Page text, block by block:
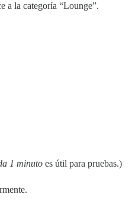
a la categoría “Lounge”.
1 minuto es útil para pruebas.)